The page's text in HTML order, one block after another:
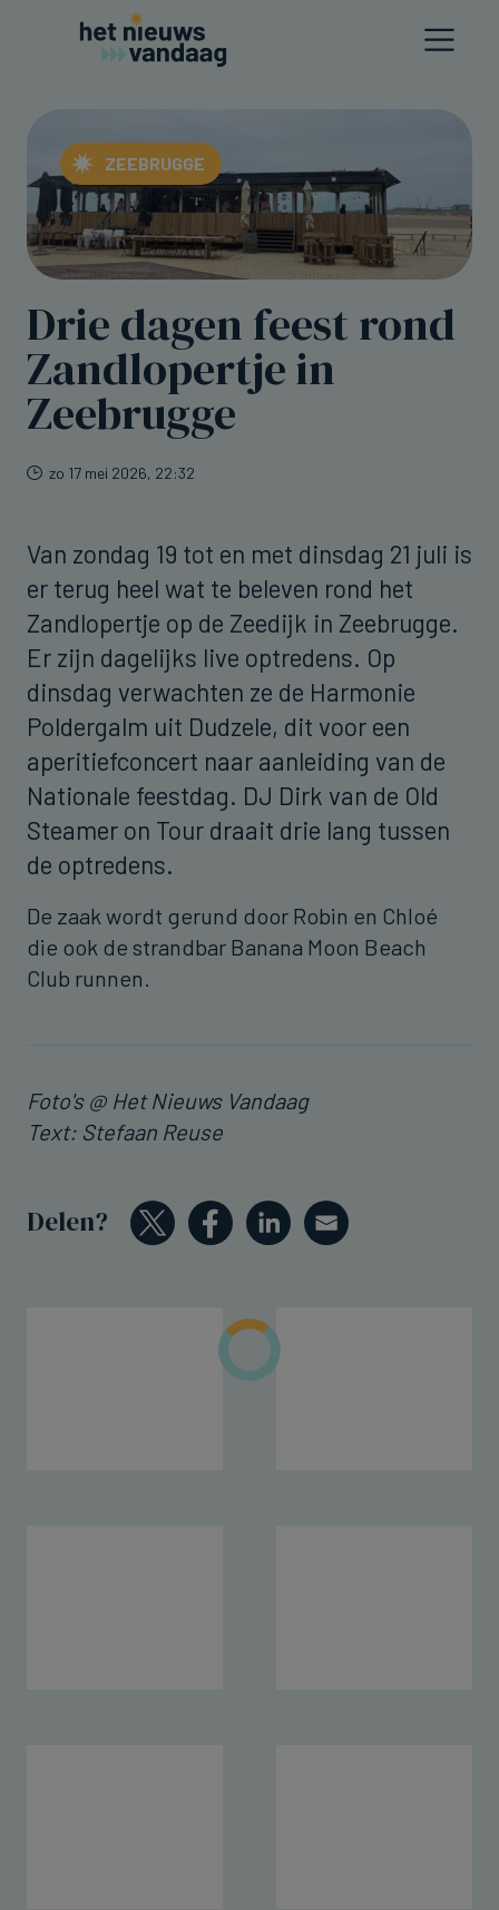
ZEEBRUGGE
Drie dagen feest rond
Zandlopertje in
Zeebrugge
zo 17 mei 2026, 22:32
Van zondag 19 tot en met dinsdag 21 juli is
er terug heel wat te beleven rond het
Zandlopertje op de Zeedijk in Zeebrugge.
Er zijn dagelijks live optredens. Op
dinsdag verwachten ze de Harmonie
Poldergalm uit Dudzele, dit voor een
aperitiefconcert naar aanleiding van de
Nationale feestdag. DJ Dirk van de Old
Steamer on Tour draait drie lang tussen
de optredens.
De zaak wordt gerund door Robin en Chloé
die ook de strandbar Banana Moon Beach
Club runnen.
Foto's @ Het Nieuws Vandaag
Text: Stefaan Reuse
Delen?